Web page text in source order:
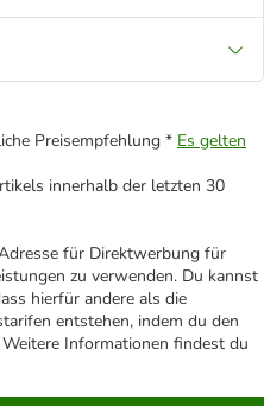
Preisempfehlung * Es gelten
innerhalb der letzten 30
für Direktwerbung für
zu verwenden. Du kannst
hierfür andere als die
entstehen, indem du den
Informationen findest du